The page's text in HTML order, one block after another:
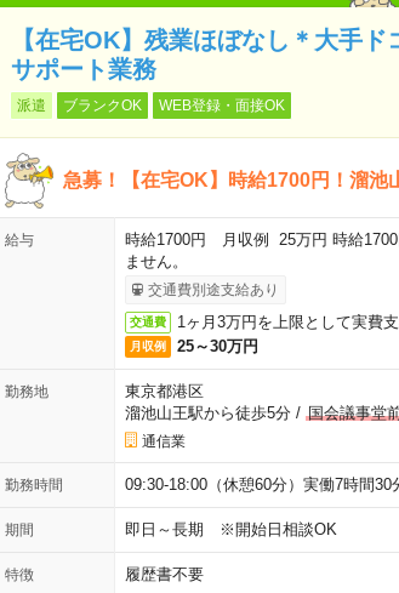
【在宅OK】残業ほぼなし＊大手
サポート業務
派遣 ブランクOK WEB登録・面接OK
急募！【在宅OK】時給1700円！溜池
給与
時給1700円 月収例 25万円 時給
ません。
交通費別途支給あり
交通費 1ヶ月3万円を上限として実費
月収例 25～30万円
勤務地
東京都港区
溜池山王駅から徒歩5分/ 国会議事堂
通信業
勤務時間 09:30-18:00（休憩60分）実働7時間30
期間 即日～長期 ※開始日相談OK
特徴 履歴書不要